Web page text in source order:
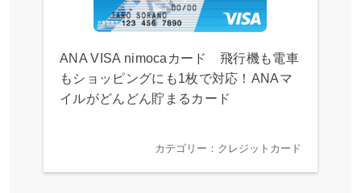
ANA VISA nimocaカード 飛行機も電車
もショッピングにも1枚で対応！ANAマ
イルがどんどん貯まるカード
カテゴリー：クレジットカード